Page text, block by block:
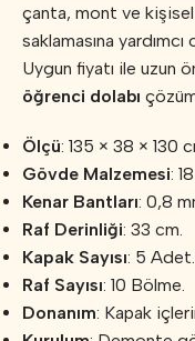
çanta, mont ve kişisel
saklamasına yardımcı
Uygun fiyatı ile uzun
öğrenci dolabı
Ölçü: 135 × 38 × 130
Gövde Malzemesi:
Kenar Bantları: 0,8
Raf Derinliği: 33 cm.
Kapak Sayısı: 5 Adet.
Raf Sayısı: 10 Bölme.
Donanım: Kapak